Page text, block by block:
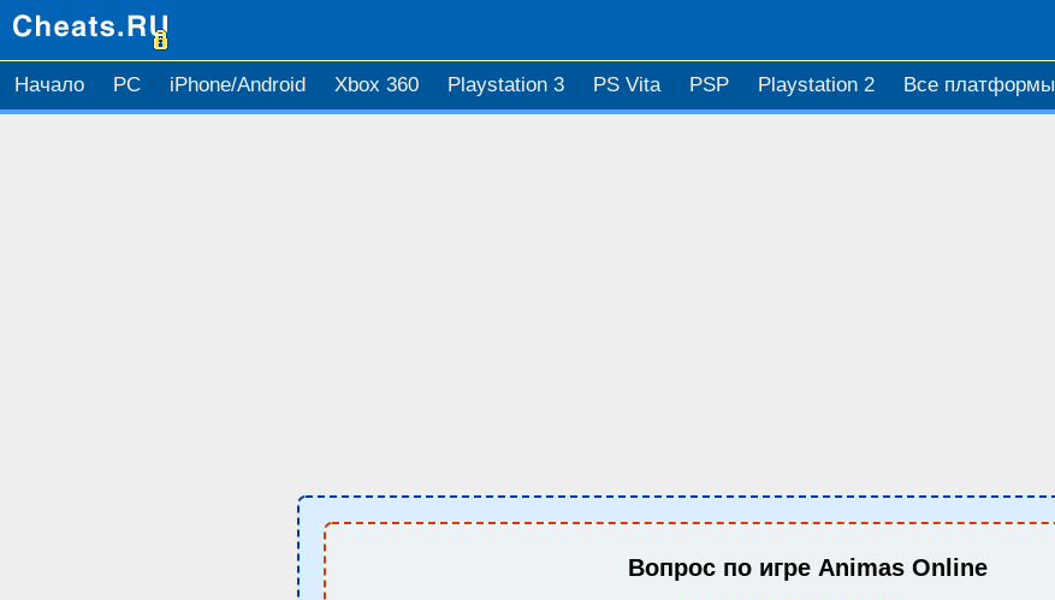
Начало PC iPhone/Android Xbox 360 Playstation 3 PS Vita PSP Playstation 2 Все платформы
Вопрос по игре Animas Online